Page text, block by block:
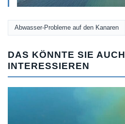
Abwasser-Probleme auf den Kanaren
DAS KÖNNTE SIE AUCH
INTERESSIEREN